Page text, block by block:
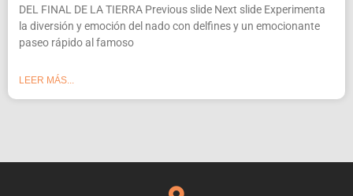
DEL FINAL DE LA TIERRA Previous slide Next slide Experimenta
la diversión y emoción del nado con delfines y un emocionante
paseo rápido al famoso
LEER MÁS...